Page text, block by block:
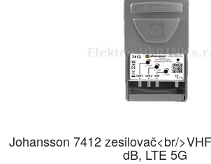
Johansson 7412 zesilovač<br/
dB, LTE 5G